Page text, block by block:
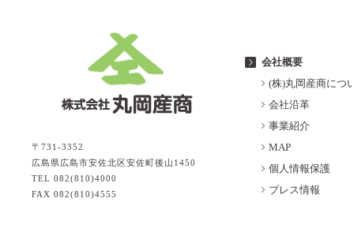
〒731-3352
広島県広島市安佐北区安佐町後山1450
TEL 082(810)4000
FAX 082(810)4555
会社概要
(株)丸岡産商につ
会社沿革
事業紹介
MAP
個人情報保護
プレス情報